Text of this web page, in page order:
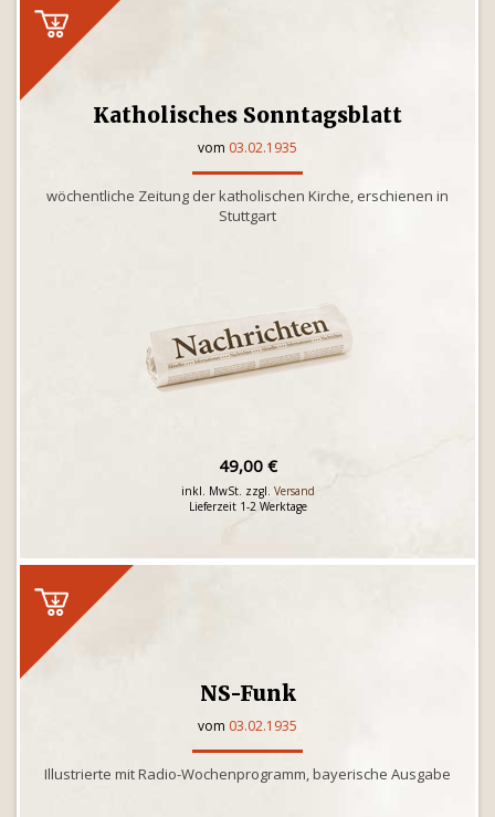
Katholisches Sonntagsblatt
vom 03.02.1935
wöchentliche Zeitung der katholischen Kirche, erschienen in
Stuttgart
49,00 €
inkl. MwSt. zzgl. Versand
Lieferzeit 1-2 Werktage
NS-Funk
vom 03.02.1935
Illustrierte mit Radio-Wochenprogramm, bayerische Ausgabe